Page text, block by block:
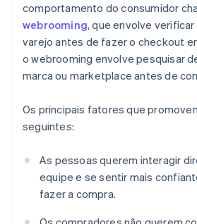
comportamento do consumidor
webrooming, que envolve
varejo antes de fazer o checkout
o webrooming envolve pesquisar
marca ou marketplace antes de
Os principais fatores que
seguintes:
As pessoas querem interagir
equipe e se sentir mais
fazer a compra.